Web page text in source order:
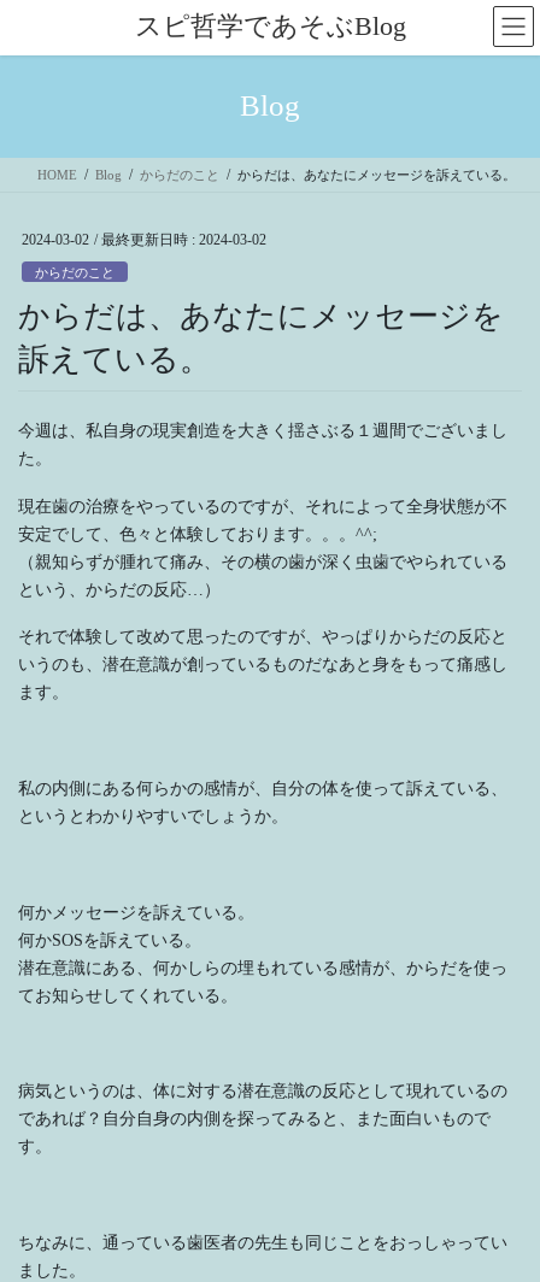
ス
ン
スピ哲学であそぶBlog
Blog
HOME Blog からだのこと からだは、あなたにメッセージを訴えている。
2024-03-02 / 最終更新日時 : 2024-03-02
からだのこと
からだは、あなたにメッセージを
訴えている。
今週は、私自身の現実創造を大きく揺さぶる１週間でございまし
た。
現在歯の治療をやっているのですが、それによって全身状態が不
安定でして、色々と体験しております。。。^^;
（親知らずが腫れて痛み、その横の歯が深く虫歯でやられている
という、からだの反応…）
それで体験して改めて思ったのですが、やっぱりからだの反応と
いうのも、潜在意識が創っているものだなあと身をもって痛感し
ます。
私の内側にある何らかの感情が、自分の体を使って訴えている、
というとわかりやすいでしょうか。
何かメッセージを訴えている。
何かSOSを訴えている。
潜在意識にある、何かしらの埋もれている感情が、からだを使っ
てお知らせしてくれている。
病気というのは、体に対する潜在意識の反応として現れているの
であれば？自分自身の内側を探ってみると、また面白いもので
す。
ちなみに、通っている歯医者の先生も同じことをおっしゃってい
ました。